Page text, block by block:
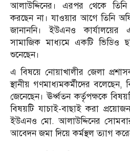
আলাউদ্দিনের। এরপর থেকে
করছেন না। যাওয়ার আগে তিনি
জানাননি। ইউএনও কার্যালয়ের
সামাজিক মাধ্যমে একটি ভিডিও
শুনেছেন।
এ বিষয়ে নোয়াখালীর জেলা
স্থানীয় গণমাধ্যমকর্মীদের বলেছেন,
জেনেছেন। ঊর্ধ্বতন কর্তৃপক্ষকে
বিষয়টি যাচাই-বাছাই করা
ইউএনও মো. আলাউদ্দিনের
আবেদন জমা দিয়ে কর্মস্থল ত্যাগ